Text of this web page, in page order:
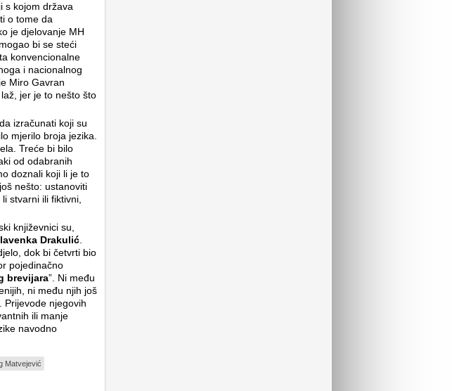
s kojom država
o tome da
je djelovanje MH
bi se steći
konvencionalne
i nacionalnog
Miro Gavran
jer je to nešto što
izračunati koji su
mjerilo broja jezika.
Treće bi bilo
od odabranih
doznali koji li je to
nešto: ustanoviti
stvarni ili fiktivni,
književnici su,
Drakulić
dok bi četvrti bio
pojedinačno
brevijara”. Ni među
ni među njih još
Prijevode njegovih
ili manje
navodno
Matvejević